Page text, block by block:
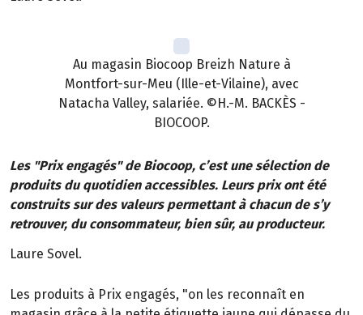
Au magasin Biocoop Breizh Nature à
Montfort-sur-Meu (Ille-et-Vilaine), avec
Natacha Valley, salariée. ©H.-M. BACKÈS -
BIOCOOP.
Les "Prix engagés" de Biocoop, c’est une sélection de
produits du quotidien accessibles. Leurs prix ont été
construits sur des valeurs permettant à chacun de s’y
retrouver, du consommateur, bien sûr, au producteur.
Laure Sovel.
Les produits à Prix engagés, "on les reconnaît en